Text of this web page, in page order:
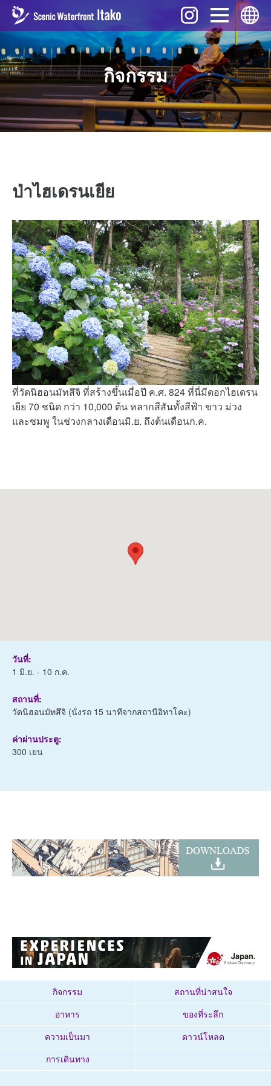
กิจกรรม
สถานที่น่าสนใจ
อาหาร
ของที่ระลึก
English
ภาษาไทย
中文 (繁體)
中文 (簡体)
กิจกรรม
ป่าไฮเดรนเยีย
ที่วัดนิฮอนมัทสึจิ ที่สร้างขึ้นเมื่อปี ค.ศ. 824 ที่นี่มีดอกไฮเดรน
เยีย 70 ชนิด กว่า 10,000 ต้น หลากสีสันทั้งสีฟ้า ขาว ม่วง
และชมพู ในช่วงกลางเดือนมิ.ย. ถึงต้นเดือนก.ค.
วันที่:
1 มิ.ย. - 10 ก.ค.
สถานที่:
วัดนิฮอนมัทสึจิ (นั่งรถ 15 นาทีจากสถานีอิทาโคะ)
ค่าผ่านประตู:
300 เยน
กิจกรรม
สถานที่น่าสนใจ
อาหาร
ของที่ระลึก
ความเป็นมา
ดาวน์โหลด
การเดินทาง